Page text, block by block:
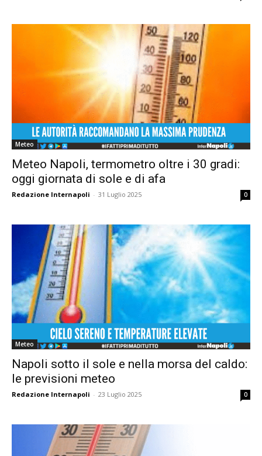
Meteo
Meteo Napoli, termometro oltre i 30 gradi:
oggi giornata di sole e di afa
Redazione Internapoli - 31 Luglio 2025 0
Meteo
Napoli sotto il sole e nella morsa del caldo:
le previsioni meteo
Redazione Internapoli - 23 Luglio 2025 0